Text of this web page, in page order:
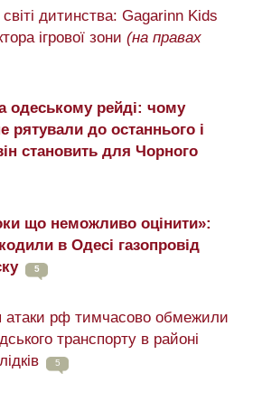
дитинства: Gagarinn Kids
ігрової зони (на правах
одеському рейді: чому
рятували до останнього і
становить для Чорного
що неможливо оцінити»:
в Одесі газопровід
5
атаки рф тимчасово обмежили
транспорту в районі
5